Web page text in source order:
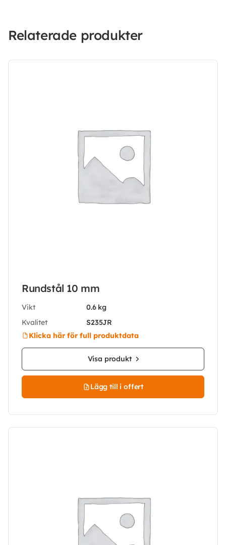
Relaterade produkter
Rundstål 10 mm
Vikt
0.6 kg
Kvalitet
S235JR
Klicka här för full produktdata
Visa produkt
Lägg till i offert